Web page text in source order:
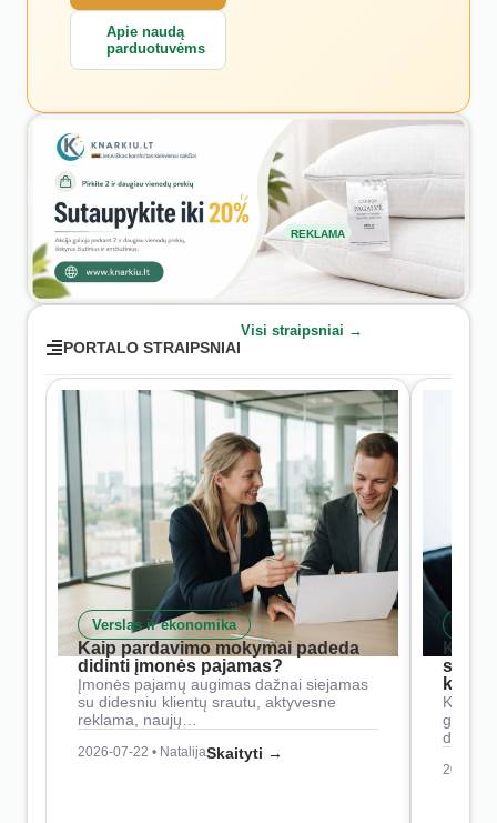
Apie naudą
parduotuvėms
REKLAMA
PORTALO STRAIPSNIAI
Visi straipsniai →
Verslas ir ekonomika
Kaip pardavimo mokymai padeda
didinti įmonės pajamas?
Įmonės pajamų augimas dažnai siejamas
su didesniu klientų srautu, aktyvesne
reklama, naujų…
2026-07-22 • NatalijaSkaityti →
Kaip
2026-